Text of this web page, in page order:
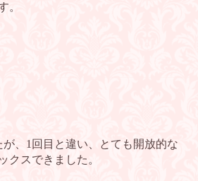
。
、1回目と違い、とても開放的な
クスできました。